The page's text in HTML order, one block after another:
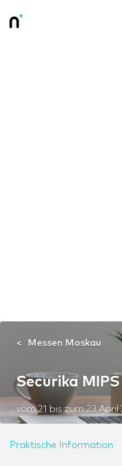
Messen Moskau
Securika
vom21 bis zum23 April
Praktische Information